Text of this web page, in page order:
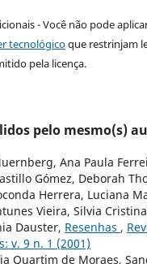
- Você não pode
tecnológicoque restrinjam
pela licença.
pelo mesmo(s)
Ana Paula
Gómez, Deborah
Herrera, Luciana
Vieira, Silvia
Dauster, Resenhas ,
v. 9 n. 1 (2001)
Quartim de Moraes,